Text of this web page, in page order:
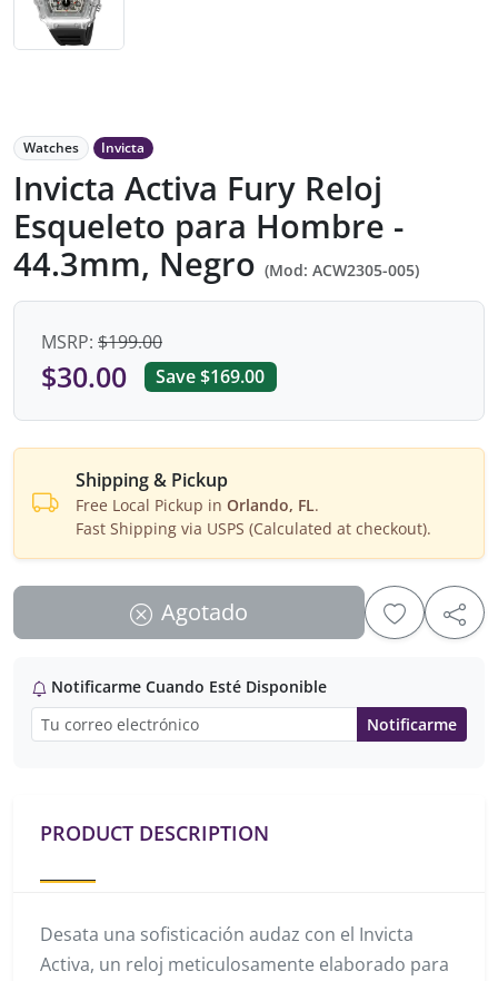
Watches Invicta
Invicta Activa Fury Reloj
Esqueleto para Hombre -
44.3mm, Negro (Mod: ACW2305-005)
MSRP: $199.00
$30.00 Save $169.00
Shipping & Pickup
Free Local Pickup inOrlando, FL.
Fast Shipping via USPS (Calculated at checkout).
Agotado
Notificarme Cuando Esté Disponible
Notificarme
PRODUCT DESCRIPTION
Desata una sofisticación audaz con el Invicta
Activa, un reloj meticulosamente elaborado para